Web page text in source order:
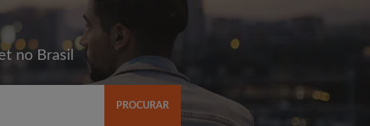
no Brasil
PROCURAR